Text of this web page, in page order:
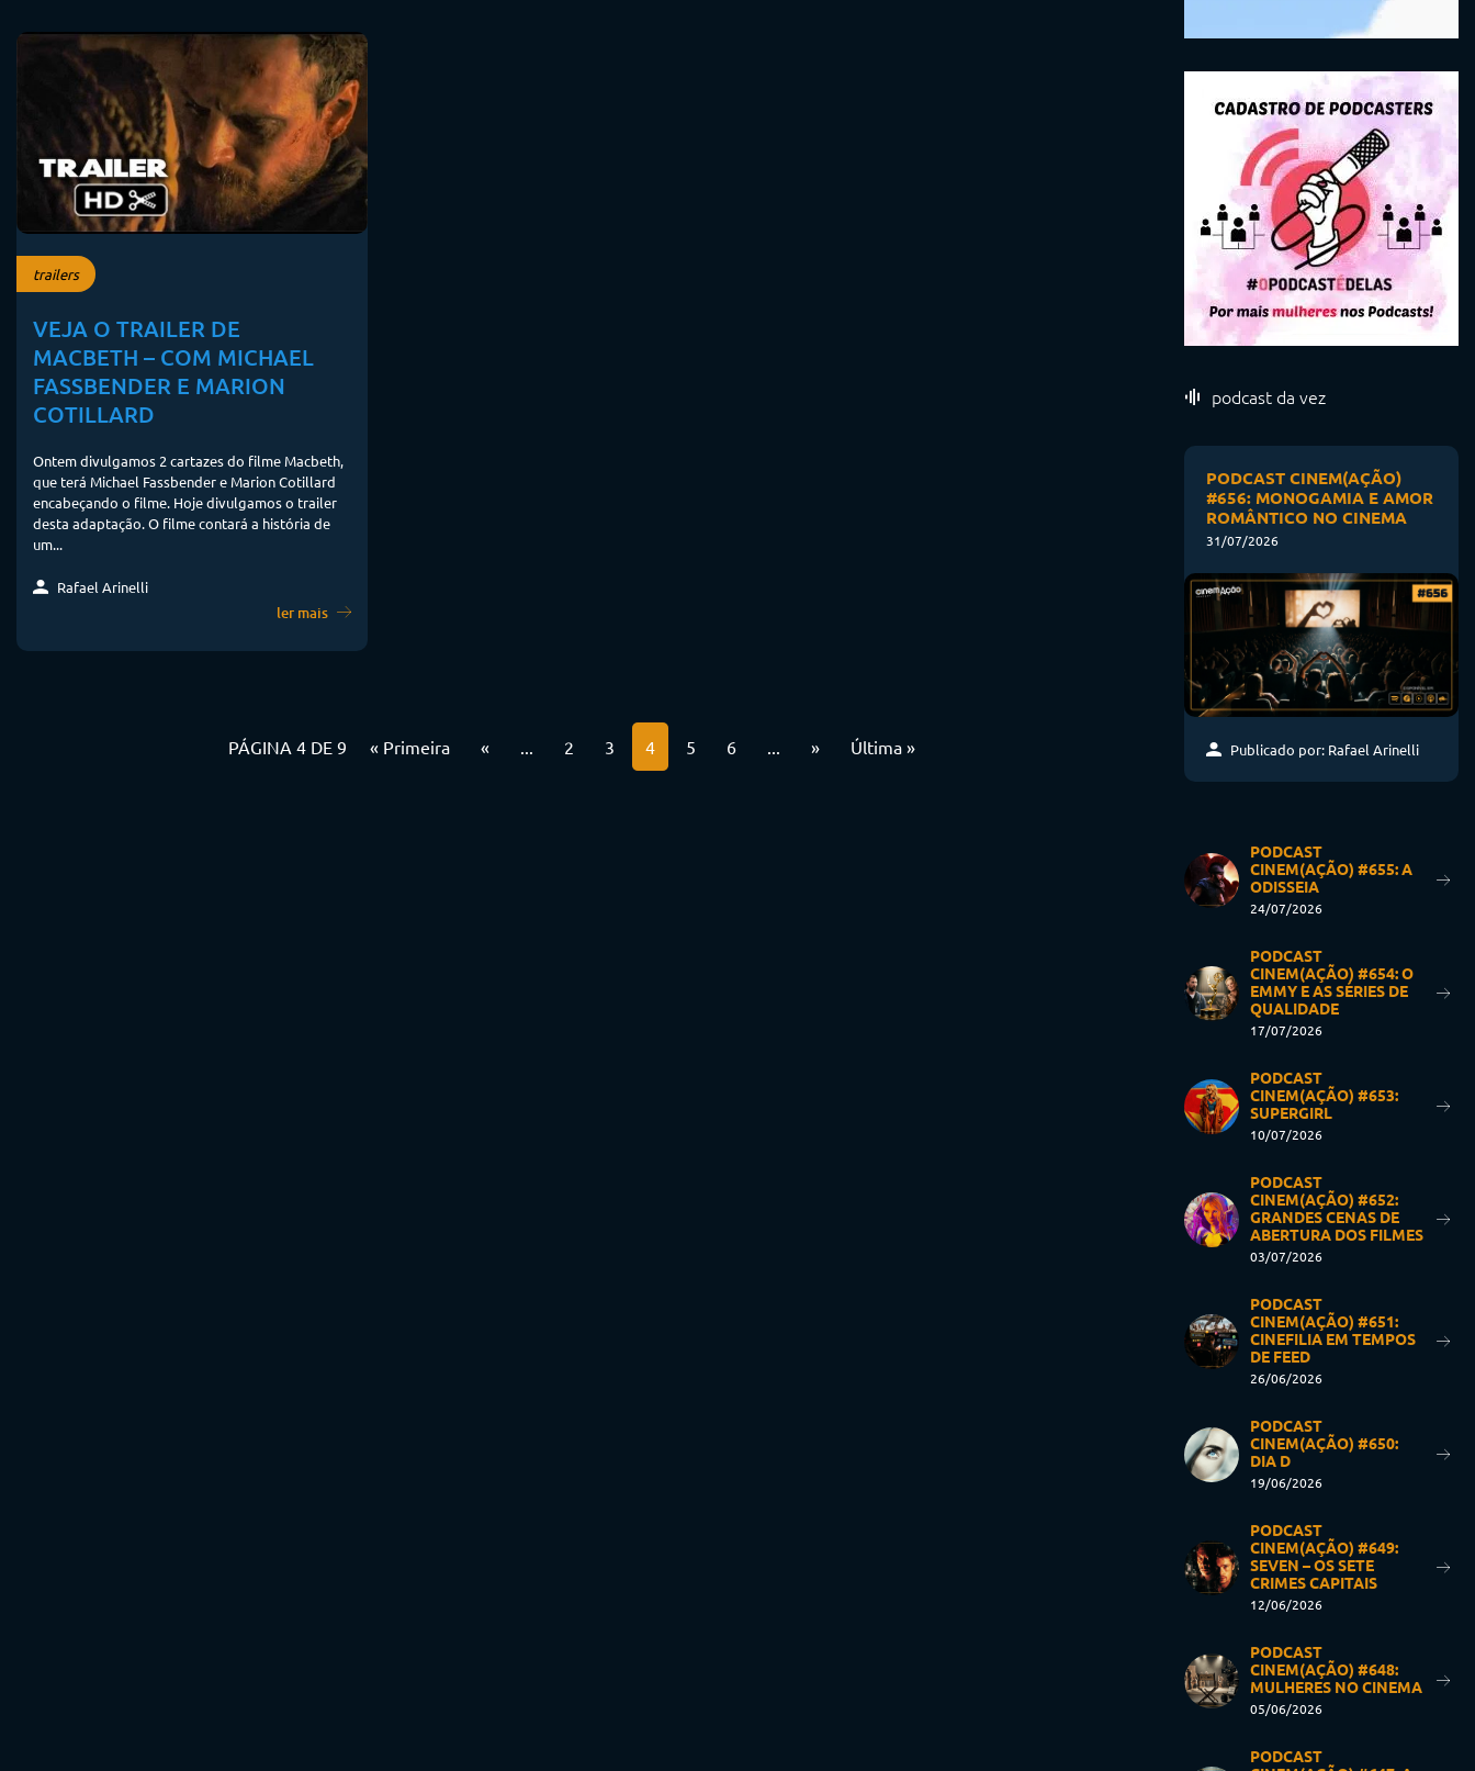
trailers
VEJA O TRAILER DE
MACBETH – COM MICHAEL
FASSBENDER E MARION
COTILLARD
Ontem divulgamos 2 cartazes do filme Macbeth,
que terá Michael Fassbender e Marion Cotillard
encabeçando o filme. Hoje divulgamos o trailer
desta adaptação. O filme contará a história de
um...
Rafael Arinelli
ler mais
PÁGINA 4 DE 9 « Primeira « 2 3 4 5 6 » Última »
podcast da vez
PODCAST CINEM(AÇÃO)
#656: MONOGAMIA E AMOR
ROMÂNTICO NO CINEMA
31/07/2026
Publicado por: Rafael Arinelli
PODCAST
CINEM(AÇÃO) #655: A
ODISSEIA
24/07/2026
PODCAST
CINEM(AÇÃO) #654: O
EMMY E AS SÉRIES DE
QUALIDADE
17/07/2026
PODCAST
CINEM(AÇÃO) #653:
SUPERGIRL
10/07/2026
PODCAST
CINEM(AÇÃO) #652:
GRANDES CENAS DE
ABERTURA DOS FILMES
03/07/2026
PODCAST
CINEM(AÇÃO) #651:
CINEFILIA EM TEMPOS
DE FEED
26/06/2026
PODCAST
CINEM(AÇÃO) #650:
DIA D
19/06/2026
PODCAST
CINEM(AÇÃO) #649:
SEVEN – OS SETE
CRIMES CAPITAIS
12/06/2026
PODCAST
CINEM(AÇÃO) #648:
MULHERES NO CINEMA
05/06/2026
PODCAST